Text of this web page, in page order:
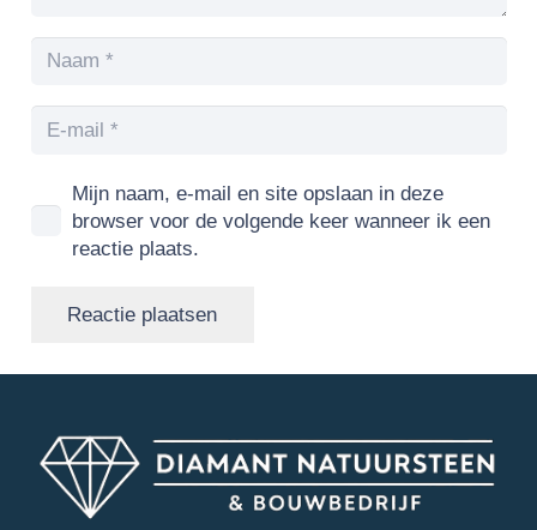
Mijn naam, e-mail en site opslaan in deze
browser voor de volgende keer wanneer ik een
reactie plaats.
Reactie plaatsen